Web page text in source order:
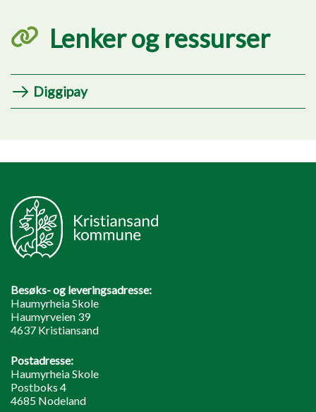
Lenker og ressurser
Diggipay
Besøks- og leveringsadresse:
Haumyrheia Skole
Haumyrveien 39
4637 Kristiansand
Postadresse:
Haumyrheia Skole
Postboks 4
4685 Nodeland